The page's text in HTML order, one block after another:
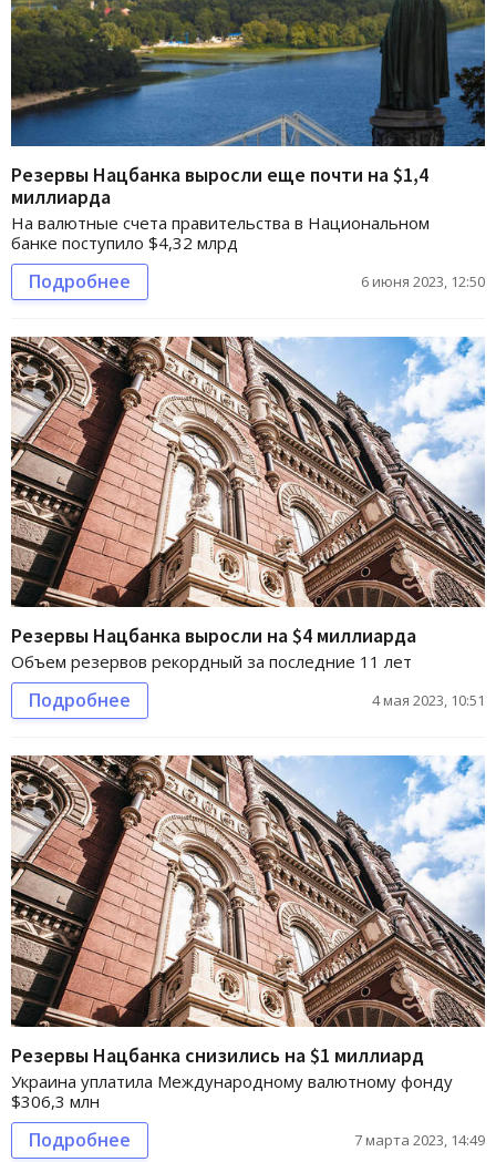
Резервы Нацбанка выросли еще почти на $1,4
миллиарда
На валютные счета правительства в Национальном
банке поступило $4,32 млрд
Подробнее 6 июня 2023, 12:50
Резервы Нацбанка выросли на $4 миллиарда
Объем резервов рекордный за последние 11 лет
Подробнее 4 мая 2023, 10:51
Резервы Нацбанка снизились на $1 миллиард
Украина уплатила Международному валютному фонду
$306,3 млн
Подробнее 7 марта 2023, 14:49